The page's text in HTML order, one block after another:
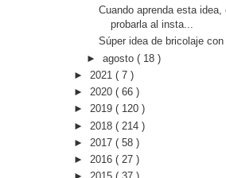
Cuando aprenda esta idea,
probarla al insta...
Súper idea de bricolaje
► agosto ( 18 )
► 2021 ( 7 )
► 2020 ( 66 )
► 2019 ( 120 )
► 2018 ( 214 )
► 2017 ( 58 )
► 2016 ( 27 )